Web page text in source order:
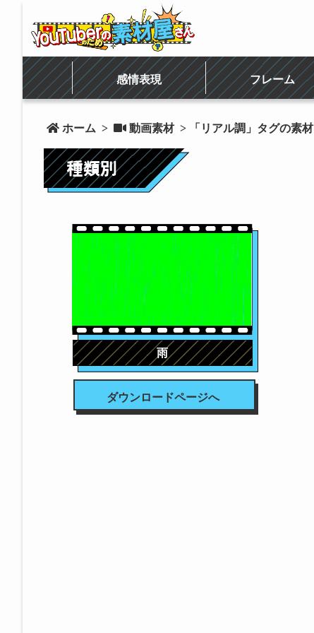
感情表現 フレーム
 ホーム >  動画素材 > 「リアル調」タグの素材
雨
ダウンロードページへ